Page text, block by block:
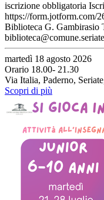
iscrizione obbligatoria
https://form.jotform.com/
Biblioteca G. Gambirasio
martedì 18 agosto 2026
Orario 18.00- 21.30
Via Italia, Paderno,
Scopri di più